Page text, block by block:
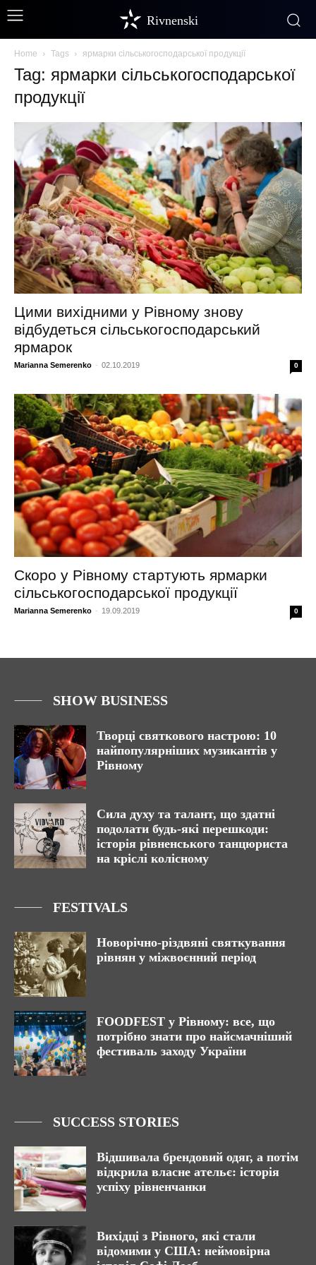
Rivnenski
Home Tags ярмарки сільськогосподарської продукції
Tag: ярмарки сільськогосподарської
продукції
Цими вихідними у Рівному знову
відбудеться сільськогосподарський
ярмарок
Marianna Semerenko - 02.10.2019 0
Скоро у Рівному стартують ярмарки
сільськогосподарської продукції
Marianna Semerenko - 19.09.2019 0
SHOW BUSINESS
Творці святкового настрою: 10
найпопулярніших музикантів у
Рівному
Сила духу та талант, що здатні
подолати будь-які перешкоди:
історія рівненського танцюриста
на кріслі колісному
FESTIVALS
Новорічно-різдвяні святкування
рівнян у міжвоєнний період
FOODFEST у Рівному: все, що
потрібно знати про найсмачніший
фестиваль заходу України
SUCCESS STORIES
Відшивала брендовий одяг, а потім
відкрила власне ательє: історія
успіху рівненчанки
Вихідці з Рівного, які стали
відомими у США: неймовірна